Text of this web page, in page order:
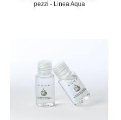
pezzi - Linea Aqua